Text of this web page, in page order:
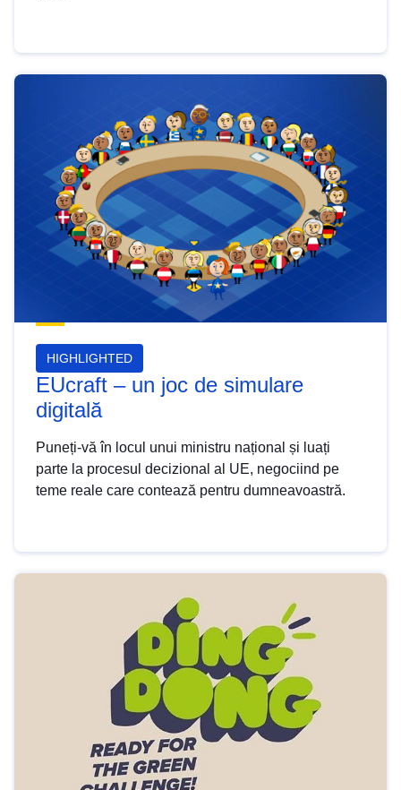
HIGHLIGHTED
EUcraft – un joc de simulare
digitală
Puneți-vă în locul unui ministru național și luați
parte la procesul decizional al UE, negociind pe
teme reale care contează pentru dumneavoastră.